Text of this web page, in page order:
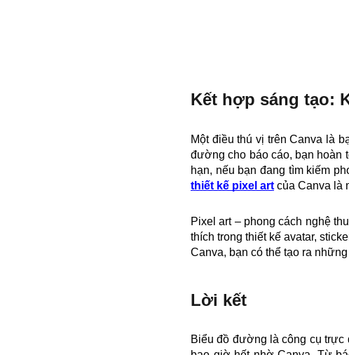
Kết hợp sáng tạo:
Một điều thú vị trên Canva là
đường cho báo cáo, bạn hoàn
hạn, nếu bạn đang tìm kiếm
thiết kế pixel art của Canva là
Pixel art – phong cách nghệ
thích trong thiết kế avatar,
Canva, bạn có thể tạo ra
Lời kết
Biểu đồ đường là công cụ trực